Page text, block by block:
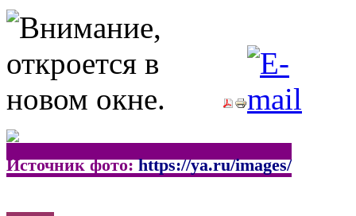
Источник фото:https://ya.ru/images/